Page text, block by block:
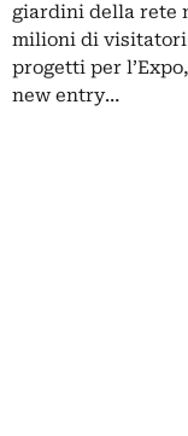
giardini della rete
milioni di
progetti per
new entry…